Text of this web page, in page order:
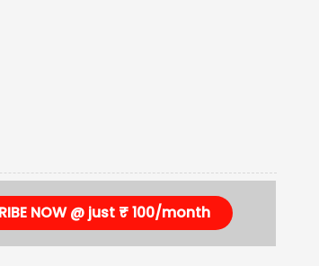
NOW @ just ₹ 100/month